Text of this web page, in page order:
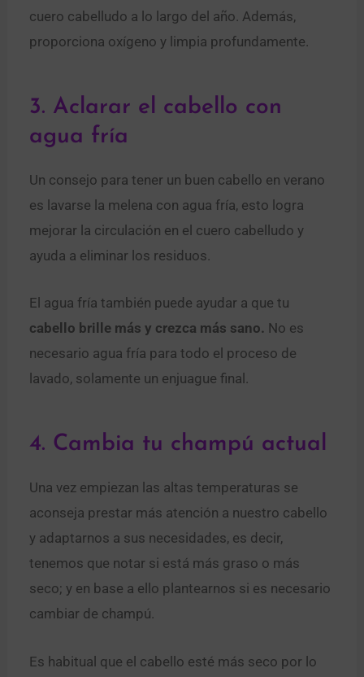
cuero cabelludo a lo largo del año. Además,
proporciona oxígeno y limpia profundamente.
3. Aclarar el cabello con
agua fría
Un consejo para tener un buen cabello en verano
es lavarse la melena con agua fría, esto logra
mejorar la circulación en el cuero cabelludo y
ayuda a eliminar los residuos.
El agua fría también puede ayudar a que tu
cabello brille más y crezca más sano. No es
necesario agua fría para todo el proceso de
lavado, solamente un enjuague final.
4. Cambia tu champú actual
Una vez empiezan las altas temperaturas se
aconseja prestar más atención a nuestro cabello
y adaptarnos a sus necesidades, es decir,
tenemos que notar si está más graso o más
seco; y en base a ello plantearnos si es necesario
cambiar de champú.
Es habitual que el cabello esté más seco por lo